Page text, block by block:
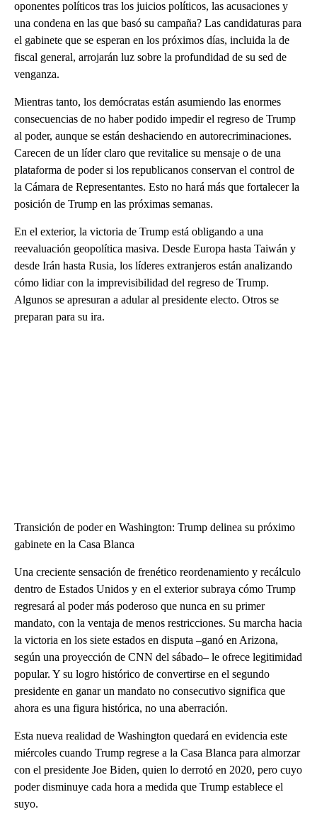
oponentes políticos tras los juicios políticos, las acusaciones y
una condena en las que basó su campaña? Las candidaturas para
el gabinete que se esperan en los próximos días, incluida la de
fiscal general, arrojarán luz sobre la profundidad de su sed de
venganza.
Mientras tanto, los demócratas están asumiendo las enormes
consecuencias de no haber podido impedir el regreso de Trump
al poder, aunque se están deshaciendo en autorecriminaciones.
Carecen de un líder claro que revitalice su mensaje o de una
plataforma de poder si los republicanos conservan el control de
la Cámara de Representantes. Esto no hará más que fortalecer la
posición de Trump en las próximas semanas.
En el exterior, la victoria de Trump está obligando a una
reevaluación geopolítica masiva. Desde Europa hasta Taiwán y
desde Irán hasta Rusia, los líderes extranjeros están analizando
cómo lidiar con la imprevisibilidad del regreso de Trump.
Algunos se apresuran a adular al presidente electo. Otros se
preparan para su ira.
Transición de poder en Washington: Trump delinea su próximo
gabinete en la Casa Blanca
Una creciente sensación de frenético reordenamiento y recálculo
dentro de Estados Unidos y en el exterior subraya cómo Trump
regresará al poder más poderoso que nunca en su primer
mandato, con la ventaja de menos restricciones. Su marcha hacia
la victoria en los siete estados en disputa –ganó en Arizona,
según una proyección de CNN del sábado– le ofrece legitimidad
popular. Y su logro histórico de convertirse en el segundo
presidente en ganar un mandato no consecutivo significa que
ahora es una figura histórica, no una aberración.
Esta nueva realidad de Washington quedará en evidencia este
miércoles cuando Trump regrese a la Casa Blanca para almorzar
con el presidente Joe Biden, quien lo derrotó en 2020, pero cuyo
poder disminuye cada hora a medida que Trump establece el
suyo.